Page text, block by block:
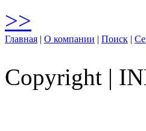
>>
Главная | О компании | Поиск |
Copyright |